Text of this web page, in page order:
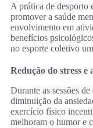
A prática de desporto
promover a saúde
envolvimento em
benefícios
no esporte coletivo
Redução do stress e
Durante as sessões
diminuição da
exercício físico
melhoram o humor e